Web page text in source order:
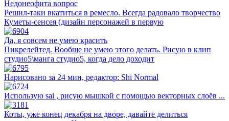
Недонеофита вопрос
Решил-таки вкатиться в ремесло. Всегда радовало творчество
Куметы-сенсея (дизайн персонажей в первую
Да, я совсем не умею красить
Пикрелейтед. Вообще не умею этого делать. Рисую в клип
студио5\манга студио5, когда дело доходит
Нарисовано за 24 мин, редактор: Shi Normal
Использую sai , рисую мышкой с помощью векторных слоёв ...
Коты, уже конец декабря на дворе, давайте делиться